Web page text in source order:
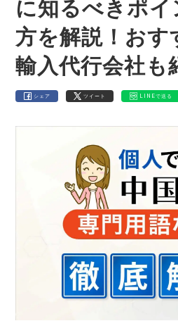
に知るべきポ
方を解説！おす
輸入代行会社も
シェア ツイート LINEで送る